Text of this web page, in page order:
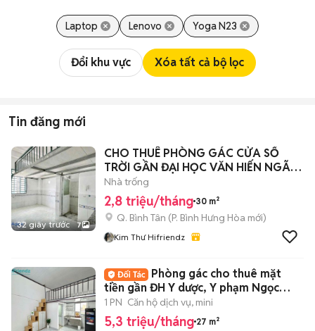
Laptop Lenovo Yoga N23
Đổi khu vực Xóa tất cả bộ lọc
Tin đăng mới
32 giây trước 7
CHO THUÊ PHÒNG GÁC CỬA SỔ
TRỜI GẦN ĐẠI HỌC VĂN HIẾN NGÃ
TƯ 4 Xã
Nhà trống
2,8 triệu/tháng 30 m²
Q. Bình Tân (P. Bình Hưng Hòa mới)
Kim Thư Hifriendz
Phòng gác cho thuê mặt
tiền gần ĐH Y dược, Y phạm Ngọc
Thạch,ở 2-3ng
1 PN Căn hộ dịch vụ, mini
5,3 triệu/tháng 27 m²